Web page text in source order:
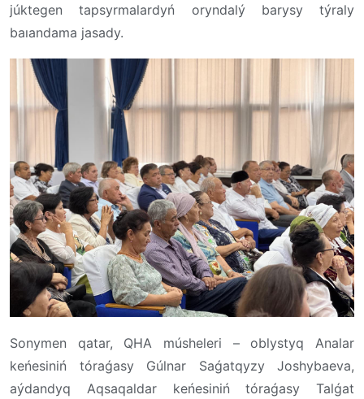
júktegen tapsyrmalardyń oryndalý barysy týraly
baıandama jasady.
Sonymen qatar, QHA músheleri – oblystyq Analar
keńesiniń tóraǵasy Gúlnar Saǵatqyzy Joshybaeva,
aýdandyq Aqsaqaldar keńesiniń tóraǵasy Talǵat